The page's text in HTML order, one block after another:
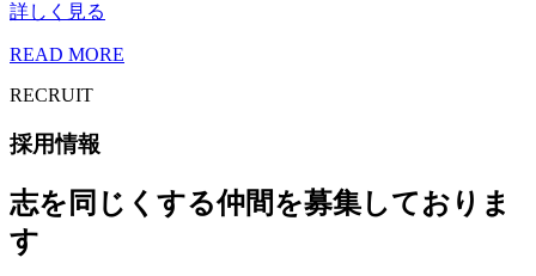
詳しく見る
READ MORE
RECRUIT
採用情報
志を同じくする仲間を募集しておりま
す